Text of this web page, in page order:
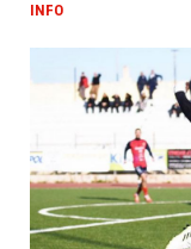
INFO